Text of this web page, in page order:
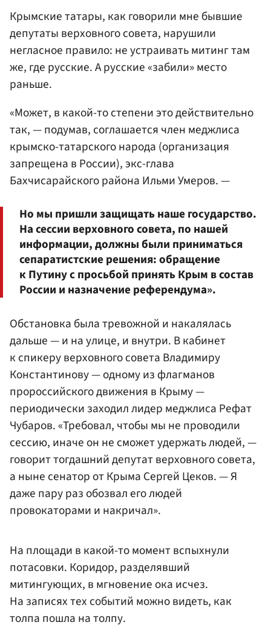
Крымские татары, как говорили мне бывшие
депутаты верховного совета, нарушили
негласное правило: не устраивать митинг там
же, где русские. А русские «забили» место
раньше.
«Может, в какой-то степени это действительно
так, — подумав, соглашается член меджлиса
крымско-татарского народа (организация
запрещена в России), экс-глава
Бахчисарайского района Ильми Умеров. —
Но мы пришли защищать наше государство.
На сессии верховного совета, по нашей
информации, должны были приниматься
сепаратистские решения: обращение
к Путину с просьбой принять Крым в состав
России и назначение референдума».
Обстановка была тревожной и накалялась
дальше — и на улице, и внутри. В кабинет
к спикеру верховного совета Владимиру
Константинову — одному из флагманов
пророссийского движения в Крыму —
периодически заходил лидер меджлиса Рефат
Чубаров. «Требовал, чтобы мы не проводили
сессию, иначе он не сможет удержать людей, —
говорит тогдашний депутат верховного совета,
а ныне сенатор от Крыма Сергей Цеков. — Я
даже пару раз обозвал его людей
провокаторами и накричал».
На площади в какой-то момент вспыхнули
потасовки. Коридор, разделявший
митингующих, в мгновение ока исчез.
На записях тех событий можно видеть, как
толпа пошла на толпу.